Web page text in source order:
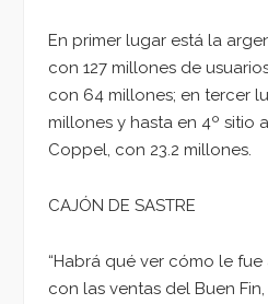
En primer lugar está la
con 127 millones de
con 64 millones; en tercer
millones y hasta en 4º sitio
Coppel, con 23.2 millones.
CAJÓN DE SASTRE
“Habrá qué ver cómo le
con las ventas del Buen